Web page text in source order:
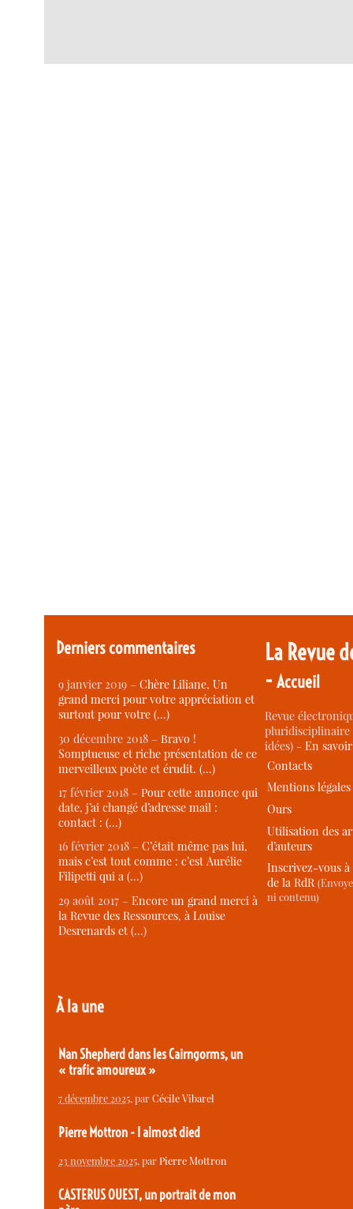
Derniers commentaires
9 janvier 2019 –Chère Liliane, Un
grand merci pour votre appréciation et
surtout pour votre (…)
30 décembre 2018 –Bravo !
Somptueuse et riche présentation de ce
merveilleux poète et érudit. (…)
17 février 2018 –Pour cette annonce qui
date, j’ai changé d’adresse mail :
contact : (…)
16 février 2018 –C’était même pas lui,
mais c’est tout comme : c’est Aurélie
Filipetti qui a (…)
29 août 2017 –Encore un grand merci à
la Revue des Ressources, à Louise
Desrenards et (…)
À la une
Nan Shepherd dans les Cairngorms, un
« trafic amoureux »
7 décembre 2025, parCécile Vibarel
Pierre Mottron - I almost died
23 novembre 2025, parPierre Mottron
CASTERUS OUEST, un portrait de mon
La Revue
-Accueil
Revue
idées) -En
Contacts
Mentions légales
Ours
Utilisation des
d’auteurs
Inscrivez-vous
de la RdR
ni contenu)